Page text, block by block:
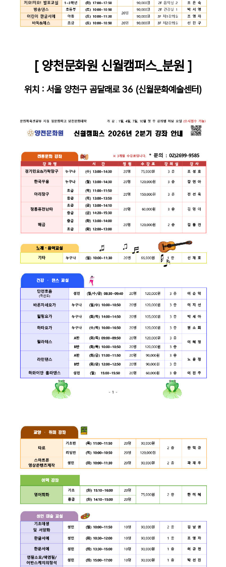
[ 양천문화원 신월캠퍼스_분원 ]
위치 : 서울 양천구 곰달래로 36(신월문화예술센터)